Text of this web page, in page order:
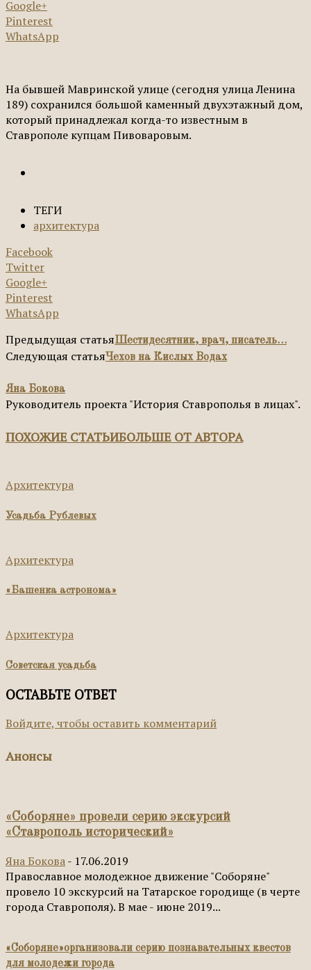
Google+
Pinterest
WhatsApp
На бывшей Мавринской улице (сегодня улица Ленина
189) сохранился большой каменный двухэтажный дом,
который принадлежал когда-то известным в
Ставрополе купцам Пивоваровым.
ТЕГИ
архитектура
Facebook
Twitter
Google+
Pinterest
WhatsApp
Предыдущая статьяШестидесятник, врач, писатель…
Следующая статьяЧехов на Кислых Водах
Яна Бокова
Руководитель проекта "История Ставрополья в лицах".
ПОХОЖИЕ СТАТЬИБОЛЬШЕ ОТ АВТОРА
Архитектура
Усадьба Рублевых
Архитектура
«Башенка астронома»
Архитектура
Советская усадьба
ОСТАВЬТЕ ОТВЕТ
Войдите, чтобы оставить комментарий
Анонсы
«Соборяне» провели серию экскурсий
«Ставрополь исторический»
Яна Бокова- 17.06.2019
Православное молодежное движение "Соборяне"
провело 10 экскурсий на Татарское городище (в черте
города Ставрополя). В мае - июне 2019...
«Соборяне»организовали серию познавательных квестов
для молодежи города